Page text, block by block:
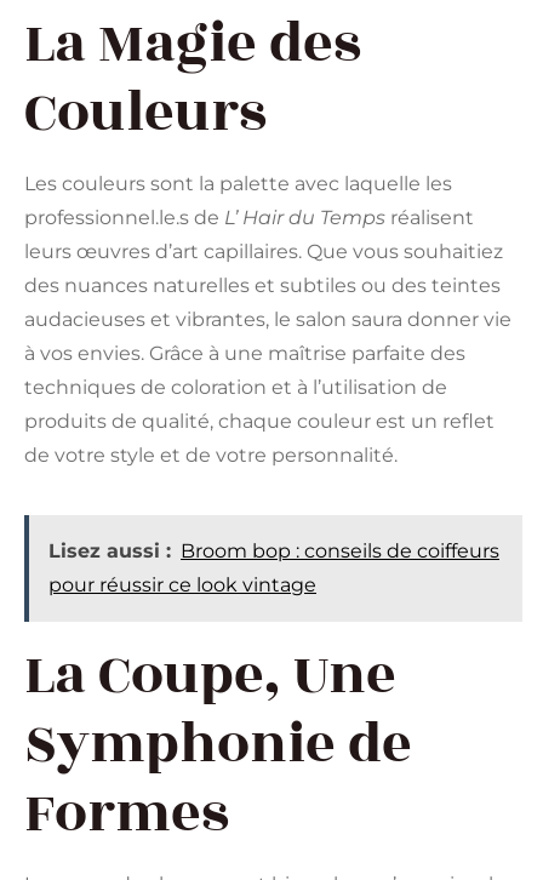
La Magie des
Couleurs
Les couleurs sont la palette avec laquelle les
professionnel.le.s de L’ Hair du Temps réalisent
leurs œuvres d’art capillaires. Que vous souhaitiez
des nuances naturelles et subtiles ou des teintes
audacieuses et vibrantes, le salon saura donner vie
à vos envies. Grâce à une maîtrise parfaite des
techniques de coloration et à l’utilisation de
produits de qualité, chaque couleur est un reflet
de votre style et de votre personnalité.
Lisez aussi : Broom bop : conseils de coiffeurs
pour réussir ce look vintage
La Coupe, Une
Symphonie de
Formes